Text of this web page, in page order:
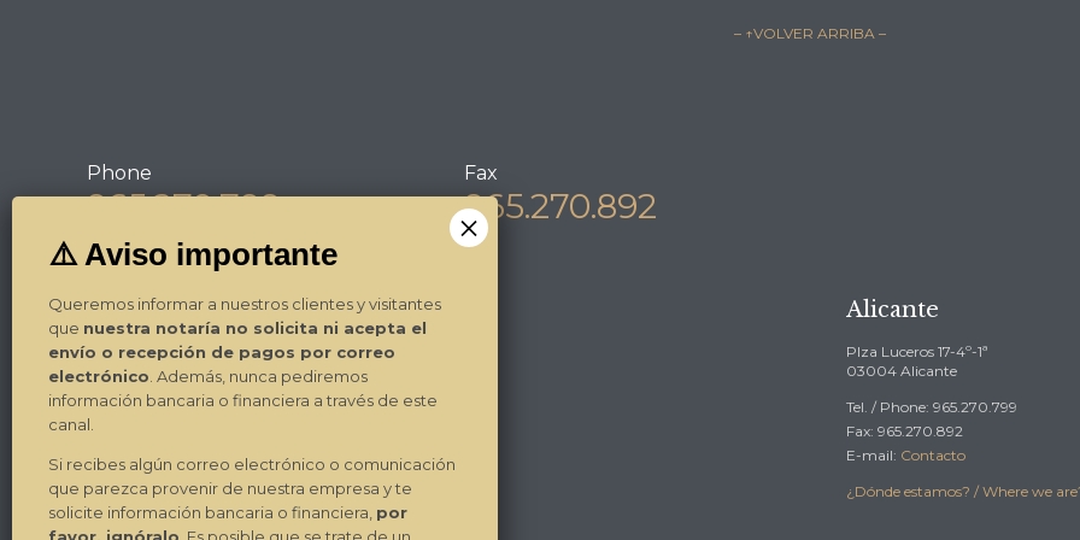
– ↑VOLVER ARRIBA –
Phone
965.270.799
Fax
965.270.892
Horario / Working hours
Invierno / Winter
9,00-14,00 Lunes a Viernes / Monday to
Friday
17,00-19,00 Lunes a Jueves / Monday to
Verano / Summer (15/06 – 15/09)
Mornings from 08,00-15,00
Alicante
Plza Luceros 17-4º-1ª
03004 Alicante
Tel. / Phone: 965.270.799
Fax: 965.270.892
E-mail: Contacto
¿Dónde estamos? / Where we
Queremos informar a nuestros clientes y visitantes
que nuestra notaría no solicita ni acepta el
envío o recepción de pagos por correo
electrónico . Además, nunca pediremos
información bancaria o financiera a través de este
canal.
Si recibes algún correo electrónico o comunicación
que parezca provenir de nuestra empresa y te
solicite información bancaria o financiera, por